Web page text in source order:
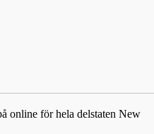
online för hela delstaten New